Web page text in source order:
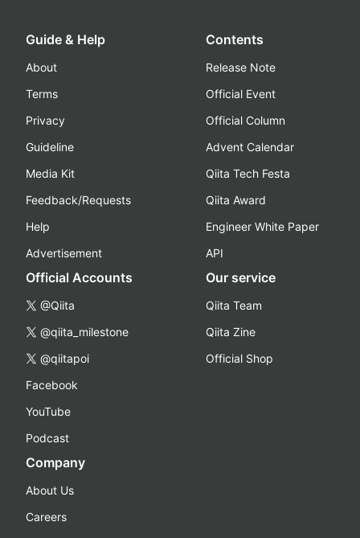
Guide & Help
About
Terms
Privacy
Guideline
Media Kit
Feedback/Requests
Help
Advertisement
Contents
Release Note
Official Event
Official Column
Advent Calendar
Qiita Tech Festa
Qiita Award
Engineer White Paper
API
Official Accounts
@Qiita
@qiita_milestone
@qiitapoi
Facebook
YouTube
Podcast
Our service
Qiita Team
Qiita Zine
Official Shop
Company
About Us
Careers